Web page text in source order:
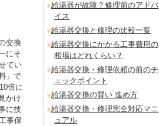
給湯器が故障？修理前のアドバ
イス
給湯器交換と修理の比較一覧
給湯器交換にかかる工事費用の
相場はどれくらい？
給湯器交換・修理依頼の前のチ
ェックポイント
給湯器交換の賢い 進め方
給湯器交換・修理完全対応マニ
ュアル
交換
にそ
てい
」で
倍に
かけ
に技
事保